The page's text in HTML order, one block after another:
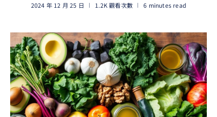
2024 年 12 月 25 日 1.2K 觀看次數
6 minutes read